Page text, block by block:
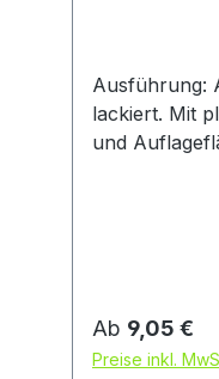
Ausführung:
lackiert. Mit
und Auflageflächen.
Vergütet,
Regulärer
Ab 9,05 €
Preise inkl.